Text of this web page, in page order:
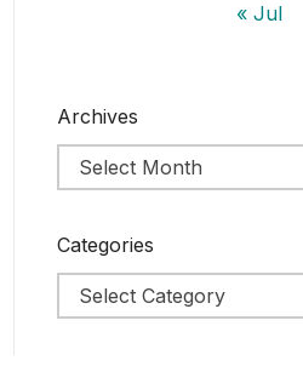
« Jul
Archives
Categories